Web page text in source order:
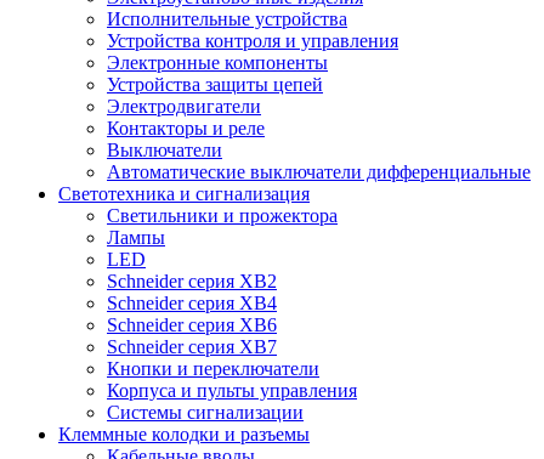
Исполнительные устройства
Устройства контроля и управления
Электронные компоненты
Устройства защиты цепей
Электродвигатели
Контакторы и реле
Выключатели
Автоматические выключатели дифференциальные
Светотехника и сигнализация
Светильники и прожектора
Лампы
LED
Schneider серия XB2
Schneider серия XB4
Schneider серия XB6
Schneider серия XB7
Кнопки и переключатели
Корпуса и пульты управления
Системы сигнализации
Клеммные колодки и разъемы